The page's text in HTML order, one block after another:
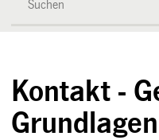
Kontakt -
Grundlagen